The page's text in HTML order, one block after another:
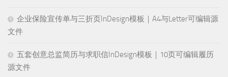
企业保险宣传单与三折页InDesign模板｜A4与Letter可编辑源
文件
五套创意总监简历与求职信InDesign模板｜10页可编辑履历
源文件